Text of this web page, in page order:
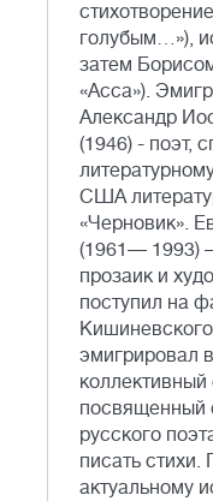
голубым…»),
затем
«Асса»).
Александр
(1946) - поэт,
США
«Черновик».
(1961— 1993)
прозаик и
поступил на
эмигрировал
коллективный
посвященный
русского
писать стихи.
актуальному